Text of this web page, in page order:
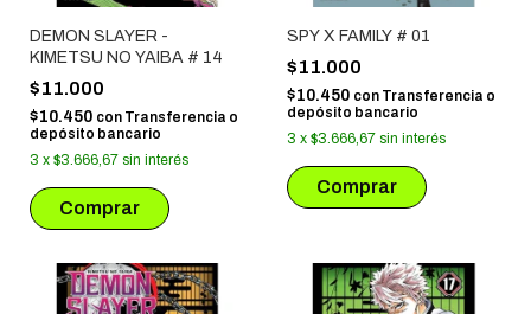
DEMON SLAYER -
KIMETSU NO YAIBA # 14
$11.000
$10.450 con Transferencia o
depósito bancario
3 x $3.666,67 sin interés
SPY X FAMILY # 01
$11.000
$10.450 con Transferencia o
depósito bancario
3 x $3.666,67 sin interés